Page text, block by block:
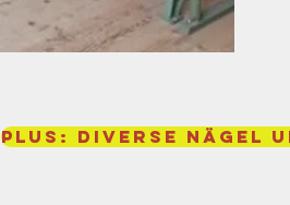
plus: Diverse Nägel